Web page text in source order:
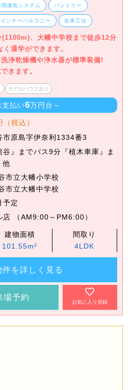
換気システム パントリー
インナーバルコニー 在来工法
、大幡中学校まで徒歩12分
通学ができます。
浄乾燥機や浄水器が標準装備!
きます。
モデルハウスあり
支払い6万円台～
（税込）
市原島字伊奈利1334番3
谷』までバス9分『植木車庫』ま
他
市立大幡小学校
市立大幡中学校
予定
店 （AM9:00～PM6:00）
建物面積
101.55m²
間取り
4LDK
件を詳しく見る
場予約
お気に入り登録